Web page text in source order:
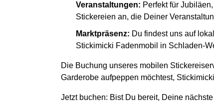
Veranstaltungen: Perfekt für
Stickereien an, die Deiner
Marktpräsenz: Du findest uns auf
Stickimicki Fadenmobil in Schladen-
Die Buchung unseres mobilen
Garderobe aufpeppen möchtest,
Jetzt buchen: Bist Du bereit, Deine